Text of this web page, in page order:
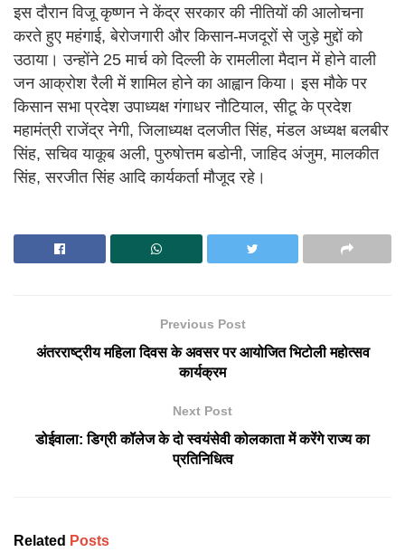
इस दौरान विजू कृष्णन ने केंद्र सरकार की नीतियों की आलोचना
करते हुए महंगाई, बेरोजगारी और किसान-मजदूरों से जुड़े मुद्दों को
उठाया। उन्होंने 25 मार्च को दिल्ली के रामलीला मैदान में होने वाली
जन आक्रोश रैली में शामिल होने का आह्वान किया। इस मौके पर
किसान सभा प्रदेश उपाध्यक्ष गंगाधर नौटियाल, सीटू के प्रदेश
महामंत्री राजेंद्र नेगी, जिलाध्यक्ष दलजीत सिंह, मंडल अध्यक्ष बलबीर
सिंह, सचिव याकूब अली, पुरुषोत्तम बडोनी, जाहिद अंजुम, मालकीत
सिंह, सरजीत सिंह आदि कार्यकर्ता मौजूद रहे।
Previous Post
अंतरराष्ट्रीय महिला दिवस के अवसर पर आयोजित भिटोली महोत्सव
कार्यक्रम
Next Post
डोईवाला: डिग्री कॉलेज के दो स्वयंसेवी कोलकाता में करेंगे राज्य का
प्रतिनिधित्व
Related Posts